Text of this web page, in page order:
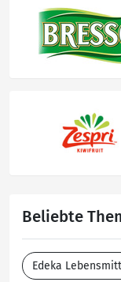
Beliebte
Edeka